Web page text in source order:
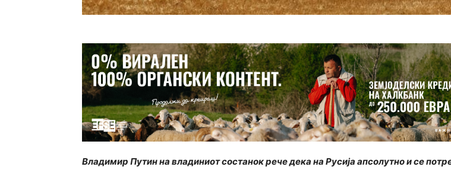
Владимир Путин на владиниот состанок рече дека на Русија апсолутно и се